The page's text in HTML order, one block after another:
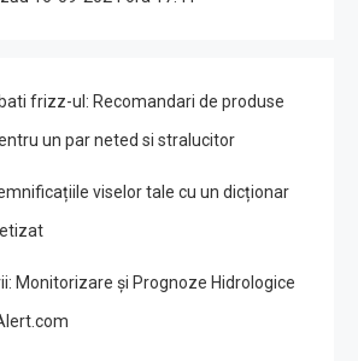
frizz-ul: Recomandari de produse
un par neted si stralucitor
viselor tale cu un dicționar
Monitorizare și Prognoze Hidrologice